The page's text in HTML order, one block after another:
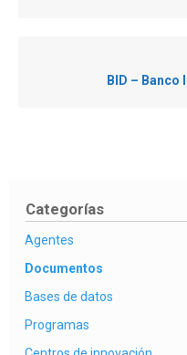
BID –
Categorías
Agentes
Documentos
Bases de datos
Programas